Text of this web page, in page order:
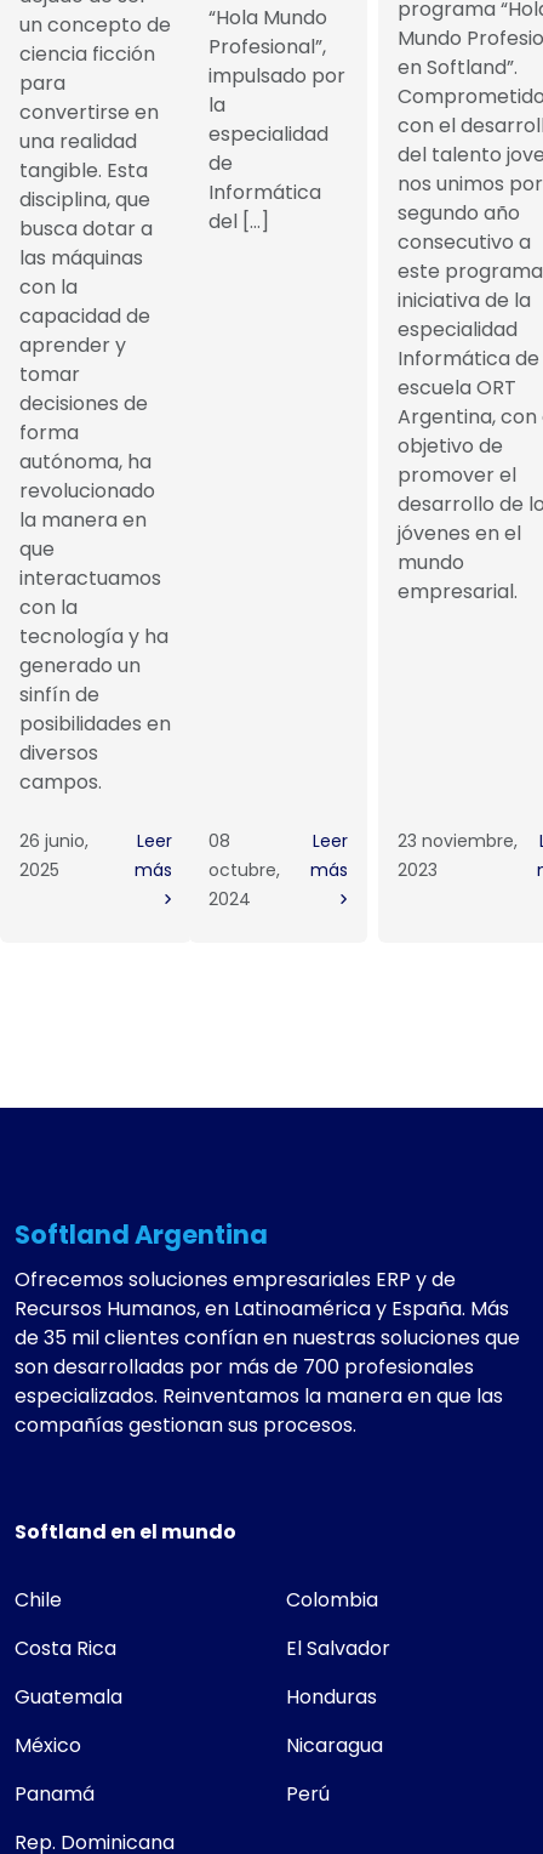
un concepto de
ciencia ficción
para
convertirse en
una realidad
tangible. Esta
disciplina, que
busca dotar a
las máquinas
con la
capacidad de
aprender y
tomar
decisiones de
forma
autónoma, ha
revolucionado
la manera en
que
interactuamos
con la
tecnología y ha
generado un
sinfín de
posibilidades en
diversos
campos.
26 junio,
2025
Leer
más
“Hola Mundo
Profesional”,
impulsado por
la
especialidad
de
Informática
del […]
08
octubre,
2024
Leer
más
programa
Mundo
en Softland”.
con el
del talento
nos unimos por
segundo año
consecutivo a
este
iniciativa de la
especialidad
Informática de
escuela ORT
Argentina, con
objetivo de
promover el
desarrollo de
jóvenes en el
mundo
empresarial.
23 noviembre,
2023
Softland Argentina
Ofrecemos soluciones empresariales ERP y de
Recursos Humanos, en Latinoamérica y España. Más
de 35 mil clientes confían en nuestras soluciones que
son desarrolladas por más de 700 profesionales
especializados. Reinventamos la manera en que las
compañías gestionan sus procesos.
Softland en el mundo
Chile
Colombia
Costa Rica
El Salvador
Guatemala
Honduras
México
Nicaragua
Panamá
Perú
Rep. Dominicana